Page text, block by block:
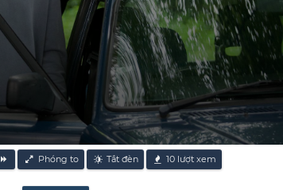
Phóng to Tắt đèn 10 lượt xem